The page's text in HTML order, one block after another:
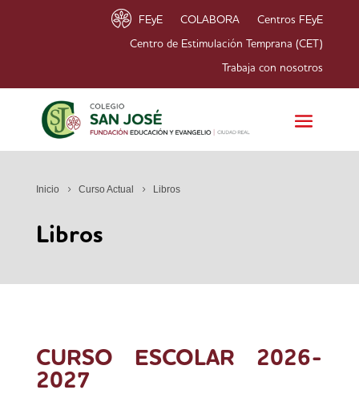
FEyE COLABORA Centros FEyE
Centro de Estimulación Temprana (CET)
Trabaja con nosotros
Inicio Curso Actual Libros
Libros
CURSO ESCOLAR 2026-
2027